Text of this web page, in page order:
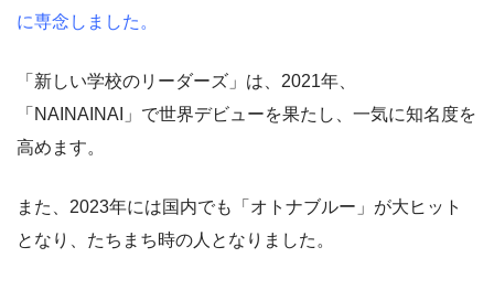
に専念しました。
「新しい学校のリーダーズ」は、2021年、
「NAINAINAI」で世界デビューを果たし、一気に知名度を
高めます。
また、2023年には国内でも「オトナブルー」が大ヒット
となり、たちまち時の人となりました。